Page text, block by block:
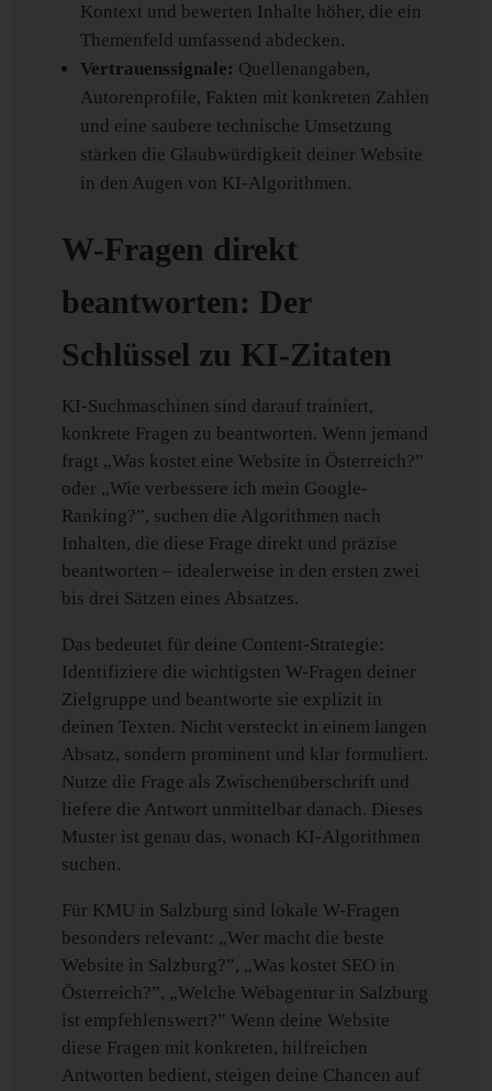
Kontext und bewerten Inhalte höher, die ein
Themenfeld umfassend abdecken.
Vertrauenssignale: Quellenangaben,
Autorenprofile, Fakten mit konkreten Zahlen
und eine saubere technische Umsetzung
stärken die Glaubwürdigkeit deiner Website
in den Augen von KI-Algorithmen.
W-Fragen direkt
beantworten: Der
Schlüssel zu KI-Zitaten
KI-Suchmaschinen sind darauf trainiert,
konkrete Fragen zu beantworten. Wenn jemand
fragt „Was kostet eine Website in Österreich?”
oder „Wie verbessere ich mein Google-
Ranking?”, suchen die Algorithmen nach
Inhalten, die diese Frage direkt und präzise
beantworten – idealerweise in den ersten zwei
bis drei Sätzen eines Absatzes.
Das bedeutet für deine Content-Strategie:
Identifiziere die wichtigsten W-Fragen deiner
Zielgruppe und beantworte sie explizit in
deinen Texten. Nicht versteckt in einem langen
Absatz, sondern prominent und klar formuliert.
Nutze die Frage als Zwischenüberschrift und
liefere die Antwort unmittelbar danach. Dieses
Muster ist genau das, wonach KI-Algorithmen
suchen.
Für KMU in Salzburg sind lokale W-Fragen
besonders relevant: „Wer macht die beste
Website in Salzburg?”, „Was kostet SEO in
Österreich?”, „Welche Webagentur in Salzburg
ist empfehlenswert?” Wenn deine Website
diese Fragen mit konkreten, hilfreichen
Antworten bedient, steigen deine Chancen auf